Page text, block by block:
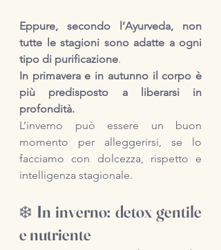
Eppure, secondo l’Ayurveda, non
tutte le stagioni sono adatte a ogni
tipo di purificazione.
In primavera e in autunno il corpo è
più predisposto a liberarsi in
profondità.
L’inverno può essere un buon
momento per alleggerirsi, se lo
facciamo con dolcezza, rispetto e
intelligenza stagionale.
❄️ In inverno: detox gentile
e nutriente